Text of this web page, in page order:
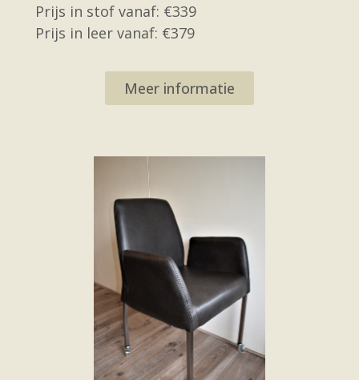
Prijs in stof vanaf: €339
Prijs in leer vanaf: €379
Meer informatie